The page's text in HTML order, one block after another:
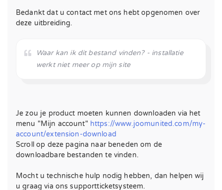
Bedankt dat u contact met ons hebt opgenomen over
deze uitbreiding.
Waar kan ik dit bestand vinden? - installatie
werkt niet meer op mijn site
Je zou je product moeten kunnen downloaden via het
menu "Mijn account" https://www.joomunited.com/my-
account/extension-download
Scroll op deze pagina naar beneden om de
downloadbare bestanden te vinden.
Mocht u technische hulp nodig hebben, dan helpen wij
u graag via ons supportticketsysteem.